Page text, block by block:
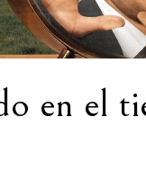
en el